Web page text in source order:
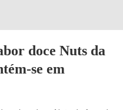
doce Nuts da
se em